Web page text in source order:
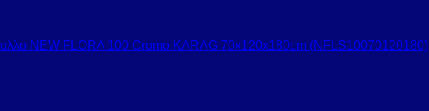
NEW FLORA 100 Cromo KARAG 70x120x180cm (NFLS10070120180)